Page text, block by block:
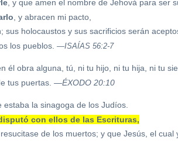
, y que amen el nombre de Jehová para ser
, y abracen mi pacto,
holocaustos y sus sacrificios serán
los pueblos. —ISAÍAS 56:2-7
él obra alguna, tú, ni tu hijo, ni tu hija, ni tu
tus puertas.—ÉXODO 20:10
la sinagoga de los Judíos.
con ellos de las Escrituras,
de los muertos; y que Jesús, el cual